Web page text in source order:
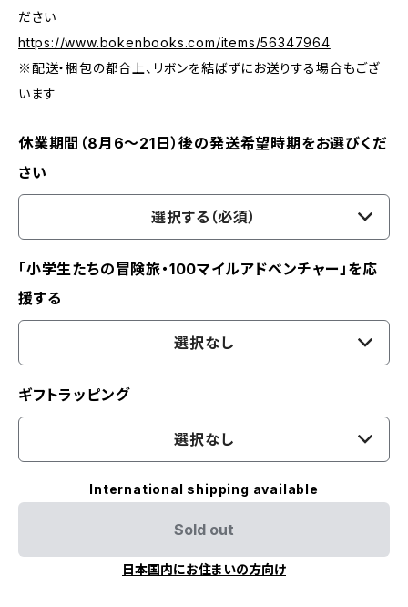
ださい
https://www.bokenbooks.com/items/56347964
※配送・梱包の都合上、リボンを結ばずにお送りする場合もござ
います
休業期間（8月6〜21日）後の発送希望時期をお選びくだ
さい
選択する（必須）
「小学生たちの冒険旅・100マイルアドベンチャー」を応
援する
選択なし
ギフトラッピング
選択なし
International shipping available
Sold out
日本国内にお住まいの方向け